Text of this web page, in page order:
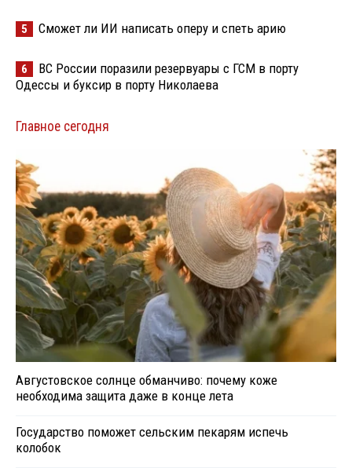
5 Сможет ли ИИ написать оперу и спеть арию
6
ВС России поразили резервуары с ГСМ в порту
Одессы и буксир в порту Николаева
Главное сегодня
Августовское солнце обманчиво: почему коже
необходима защита даже в конце лета
Государство поможет сельским пекарям испечь
колобок